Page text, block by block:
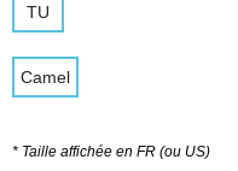
TU
Camel
* Taille affichée en FR (ou US)